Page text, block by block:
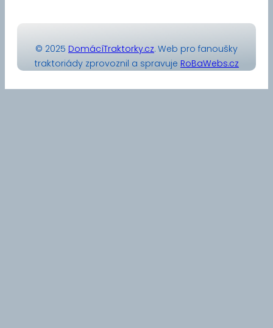
© 2025 DomácíTraktorky.cz. Web pro fanoušky
traktoriády zprovoznil a spravuje RoBaWebs.cz